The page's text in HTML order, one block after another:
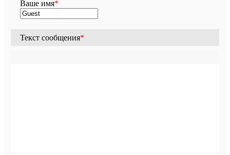
Ваше имя*
Текст сообщения*